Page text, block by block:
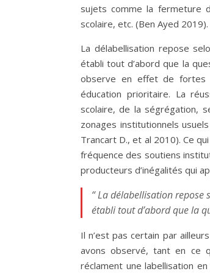
sujets comme la fermeture
scolaire, etc. (Ben Ayed 2019).
La délabellisation repose
établi tout d’abord que la
observe en effet de fortes
éducation prioritaire. La
scolaire, de la ségrégation,
zonages institutionnels
Trancart D., et al 2010). Ce
fréquence des soutiens
producteurs d’inégalités qui
“ La délabellisation repose
établi tout d’abord que la
Il n’est pas certain par
avons observé, tant en ce
réclament une labellisation